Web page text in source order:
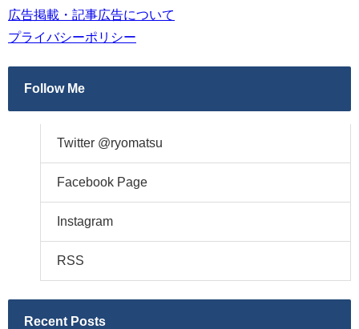
広告掲載・記事広告について
プライバシーポリシー
Follow Me
Twitter @ryomatsu
Facebook Page
Instagram
RSS
Recent Posts